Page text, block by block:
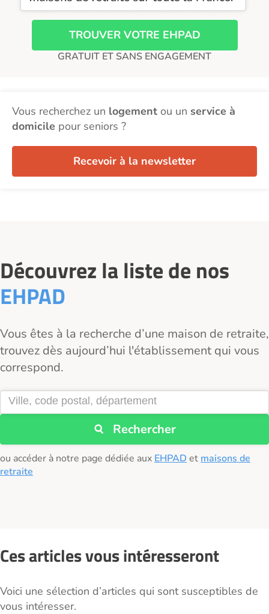
TROUVER VOTRE EHPAD
GRATUIT ET SANS ENGAGEMENT
Vous recherchez un logement ou un service à
domicile pour seniors ?
Recevoir à la newsletter
Découvrez la liste de nos
EHPAD
Vous êtes à la recherche d’une maison de retraite,
trouvez dès aujourd’hui l'établissement qui vous
correspond.
Rechercher
ou accéder à notre page dédiée aux EHPAD et maisons de
retraite
Ces articles vous intéresseront
Voici une sélection d’articles qui sont susceptibles de
vous intéresser.